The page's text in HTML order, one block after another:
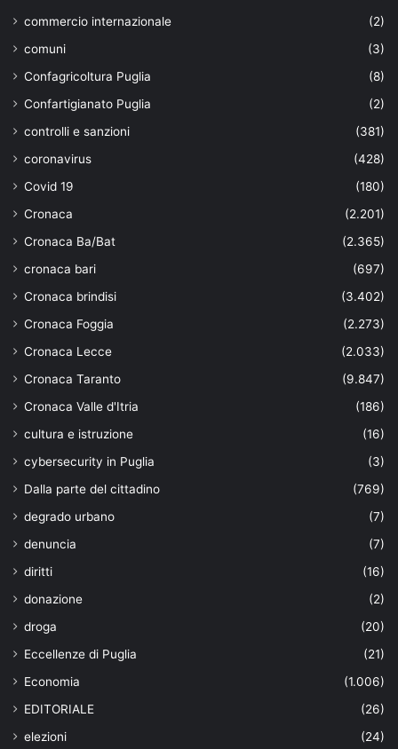
commercio internazionale
(2)
comuni
(3)
Confagricoltura Puglia
(8)
Confartigianato Puglia
(2)
controlli e sanzioni
(381)
coronavirus
(428)
Covid 19
(180)
Cronaca
(2.201)
Cronaca Ba/Bat
(2.365)
cronaca bari
(697)
Cronaca brindisi
(3.402)
Cronaca Foggia
(2.273)
Cronaca Lecce
(2.033)
Cronaca Taranto
(9.847)
Cronaca Valle d'Itria
(186)
cultura e istruzione
(16)
cybersecurity in Puglia
(3)
Dalla parte del cittadino
(769)
degrado urbano
(7)
denuncia
(7)
diritti
(16)
donazione
(2)
droga
(20)
Eccellenze di Puglia
(21)
Economia
(1.006)
EDITORIALE
(26)
elezioni
(24)